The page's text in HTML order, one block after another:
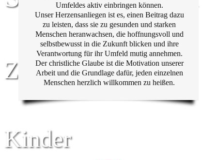
Zentrum für
Kinder
Umfeldes aktiv einbringen können.
Unser Herzensanliegen ist es, einen Beitrag dazu
zu leisten, dass sie zu gesunden und starken
Menschen heranwachsen, die hoffnungsvoll und
selbstbewusst in die Zukunft blicken und ihre
Verantwortung für ihr Umfeld mutig annehmen.
Der christliche Glaube ist die Motivation unserer
Arbeit und die Grundlage dafür, jeden einzelnen
Menschen herzlich willkommen zu heißen.